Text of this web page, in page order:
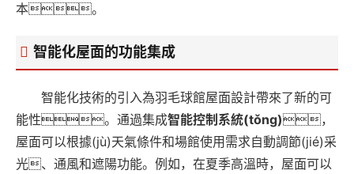
本。
智能化屋面的功能集成
智能化技術的引入為羽毛球館屋面設計帶來了新的可
能性。通過集成智能控制系統(tǒng)，
屋面可以根據(jù)天氣條件和場館使用需求自動調節(jié)采
光、通風和遮陽功能。例如，在夏季高溫時，屋面可以